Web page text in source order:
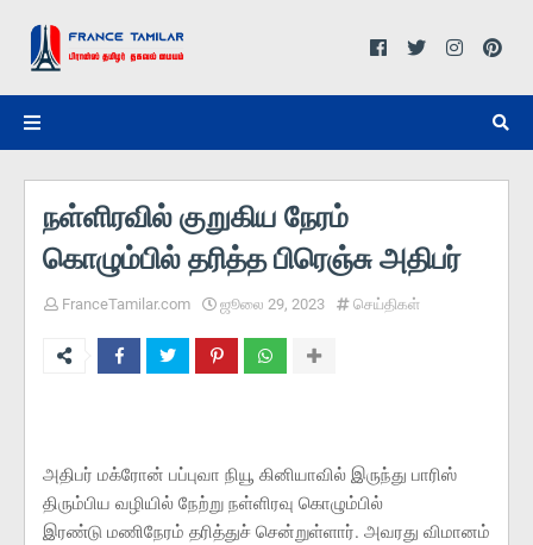
நள்ளிரவில் குறுகிய நேரம்
கொழும்பில் தரித்த பிரெஞ்சு அதிபர்
FranceTamilar.com ஜூலை 29, 2023 செய்திகள்
அதிபர் மக்ரோன் பப்புவா நியூ கினியாவில் இருந்து பாரிஸ்
திரும்பிய வழியில் நேற்று நள்ளிரவு கொழும்பில்
இரண்டு மணிநேரம் தரித்துச் சென்றுள்ளார். அவரது விமானம்